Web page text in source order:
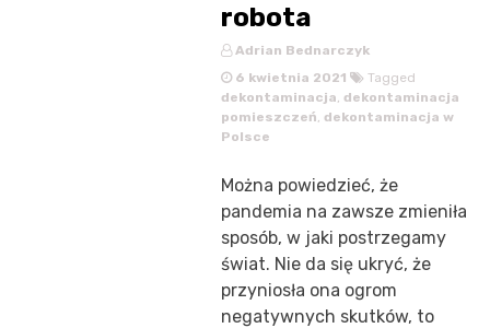
robota
Adrian Bednarczyk
6 kwietnia 2021
Tagged
dekontaminacja,dekontaminacja
pomieszczeń,dekontaminacja w
Polsce
Można powiedzieć, że
pandemia na zawsze zmieniła
sposób, w jaki postrzegamy
świat. Nie da się ukryć, że
przyniosła ona ogrom
negatywnych skutków, to